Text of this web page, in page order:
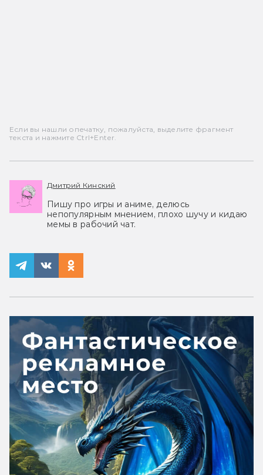
Если вы нашли опечатку, пожалуйста, выделите фрагмент
текста и нажмите Ctrl+Enter.
Дмитрий Кинский
Пишу про игры и аниме, делюсь
непопулярным мнением, плохо шучу и кидаю
мемы в рабочий чат.